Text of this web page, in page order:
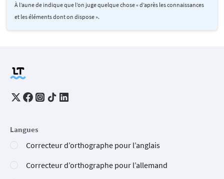
À l’aune de indique que l’on juge quelque chose « d’après les connaissances
et les éléments dont on dispose ».
Langues
Correcteur d’orthographe pour l’anglais
Correcteur d’orthographe pour l’allemand